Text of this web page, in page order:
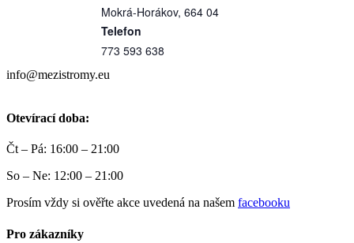
Mokrá-Horákov, 664 04
Telefon
773 593 638
info@mezistromy.eu
Otevírací doba:
Čt – Pá: 16:00 – 21:00
So – Ne: 12:00 – 21:00
Prosím vždy si ověřte akce uvedená na našem facebooku
Pro zákazníky